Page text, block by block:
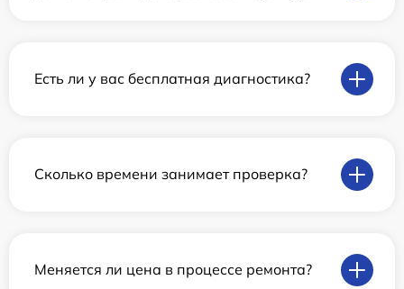
Есть ли у вас бесплатная диагностика?
Сколько времени занимает проверка?
Меняется ли цена в процессе ремонта?